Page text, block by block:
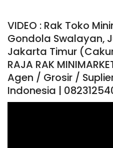
VIDEO : Rak Toko
Gondola Swalayan,
Jakarta Timur
RAJA RAK
Agen / Grosir /
Indonesia |